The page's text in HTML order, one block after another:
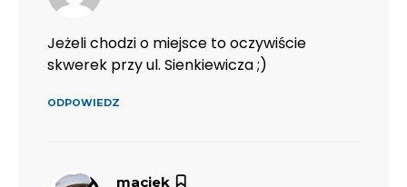
Jeżeli chodzi o miejsce to oczywiście
skwerek przy ul. Sienkiewicza ;)
ODPOWIEDZ
maciek